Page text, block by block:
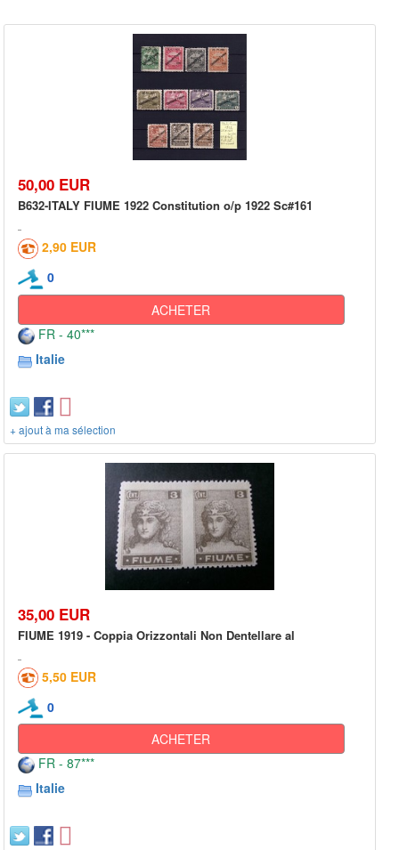
50,00 EUR
B632-ITALY FIUME 1922 Constitution o/p 1922 Sc#161
2,90 EUR
0
ACHETER
FR - 40***
Italie
+ ajout à ma sélection
35,00 EUR
FIUME 1919 - Coppia Orizzontali Non Dentellare al
5,50 EUR
0
ACHETER
FR - 87***
Italie